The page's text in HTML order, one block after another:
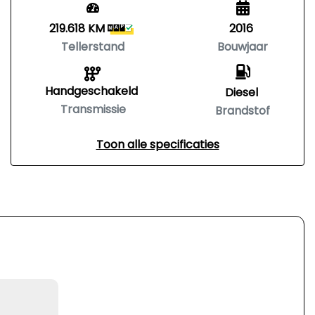
219.618 KM
Tellerstand
Handgeschakeld
Transmissie
2016
Bouwjaar
Diesel
Brandstof
Toon alle specificaties